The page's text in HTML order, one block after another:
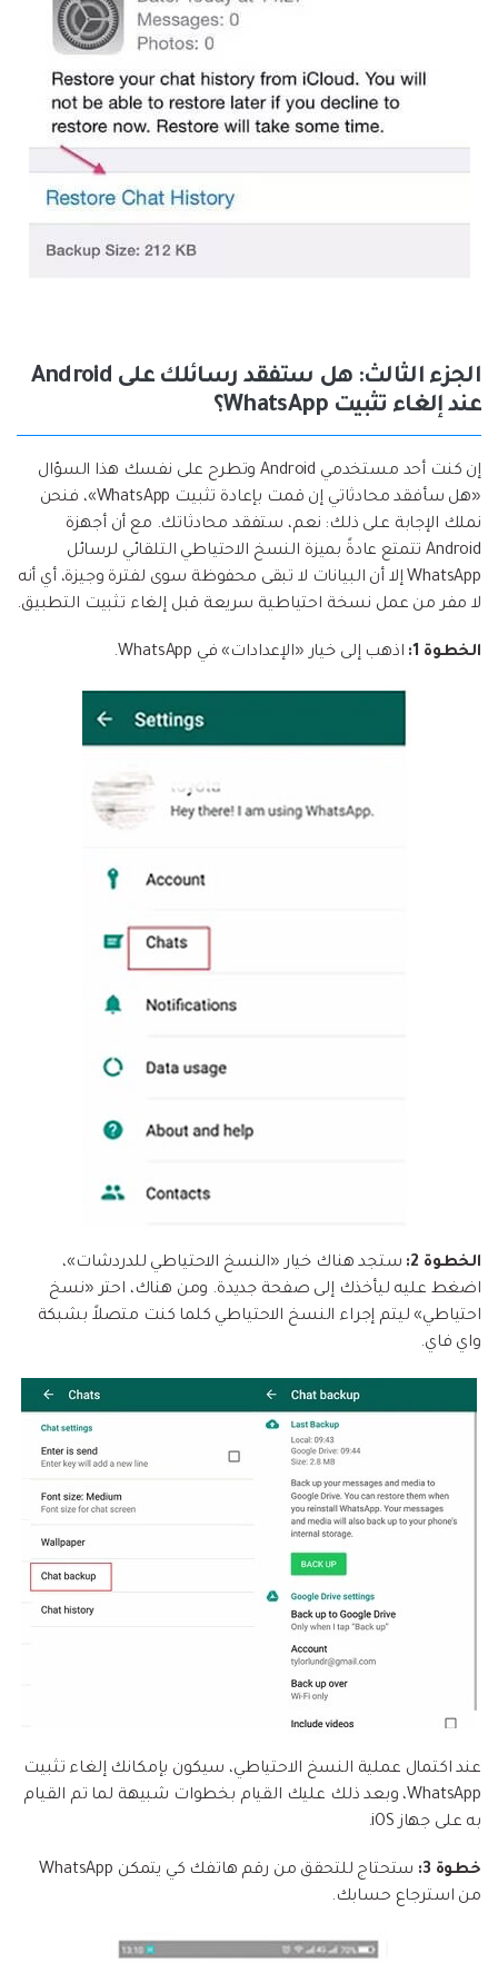
الجزء الثالث: هل ستفقد رسائلك على Android
عند إلغاء تثبيت WhatsApp؟
إن كنت أحد مستخدمي Android وتطرح على نفسك هذا السؤال
«هل سأفقد محادثاتي إن قمت بإعادة تثبيت WhatsApp»، فنحن
نملك الإجابة على ذلك: نعم، ستفقد محادثاتك. مع أن أجهزة
Android تتمتع عادةً بميزة النسخ الاحتياطي التلقائي لرسائل
WhatsApp إلا أن البيانات لا تبقى محفوظة سوى لفترة وجيزة، أي أنه
لا مفر من عمل نسخة احتياطية سريعة قبل إلغاء تثبيت التطبيق.
الخطوة 1: اذهب إلى خيار «الإعدادات» في WhatsApp.
الخطوة 2:
ستجد هناك خيار «النسخ الاحتياطي للدردشات»،
اضغط عليه ليأخذك إلى صفحة جديدة. ومن هناك، احتر «نسخ
احتياطي» ليتم إجراء النسخ الاحتياطي كلما كنت متصلاً بشبكة
واي فاي.
عند اكتمال عملية النسخ الاحتياطي، سيكون بإمكانك إلغاء تثبيت
WhatsApp، وبعد ذلك عليك القيام بخطوات شبيهة لما تم القيام
به على جهاز iOS.
خطوة 3:
ستحتاج للتحقق من رقم هاتفك كي يتمكن WhatsApp
من استرجاع حسابك.